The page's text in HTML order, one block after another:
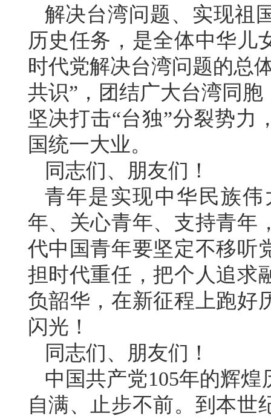
解决台湾问题、实现祖
历史任务，是全体中华儿
时代党解决台湾问题的总
共识”，团结广大台湾同
坚决打击“台独”分裂势力
国统一大业。
同志们、朋友们！
青年是实现中华民族
年、关心青年、支持青年
代中国青年要坚定不移听
担时代重任，把个人追求
负韶华，在新征程上跑好
闪光！
同志们、朋友们！
中国共产党105年的辉
自满、止步不前。到本世